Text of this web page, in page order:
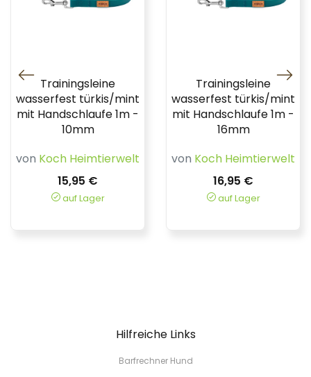
Trainingsleine
wasserfest türkis/mint
mit Handschlaufe 1m -
10mm
von Koch Heimtierwelt
15,95 €
auf Lager
Trainingsleine
wasserfest türkis/mint
mit Handschlaufe 1m -
16mm
von Koch Heimtierwelt
16,95 €
auf Lager
Hilfreiche Links
Barfrechner Hund